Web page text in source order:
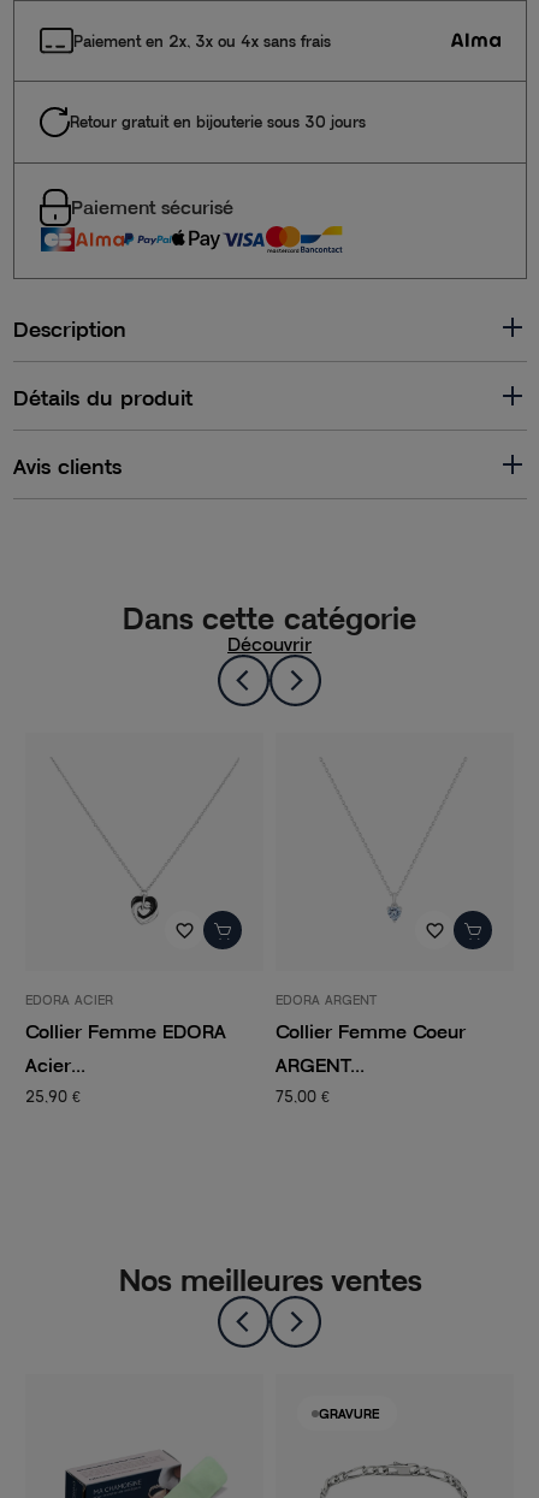
Paiement en 2x, 3x ou 4x sans frais
Retour gratuit en bijouterie sous 30 jours
Paiement sécurisé
Description
Détails du produit
Avis clients
Dans cette catégorie
Découvrir
favorite_border
EDORA ACIER
Collier Femme EDORA
Acier...
25,90 €
favorite_border
EDORA ARGENT
Collier Femme Coeur
ARGENT...
75,00 €
Nos meilleures ventes
GRAVURE